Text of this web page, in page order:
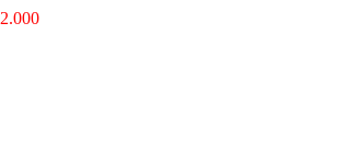
2.000